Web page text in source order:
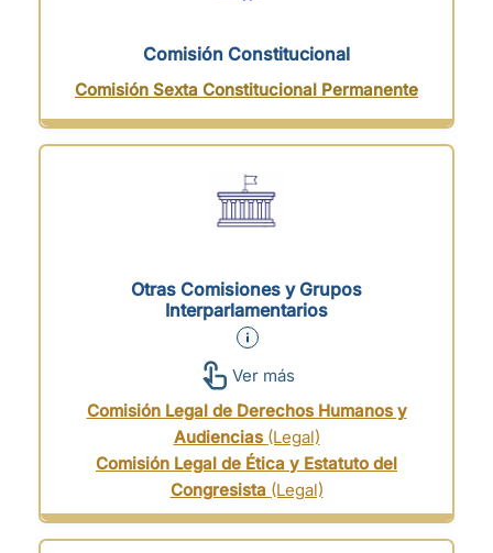
Comisión Constitucional
Comisión Sexta Constitucional Permanente
Otras Comisiones y Grupos
Interparlamentarios
Ver más
Comisión Legal de Derechos Humanos y
Audiencias (Legal)
Comisión Legal de Ética y Estatuto del
Congresista (Legal)